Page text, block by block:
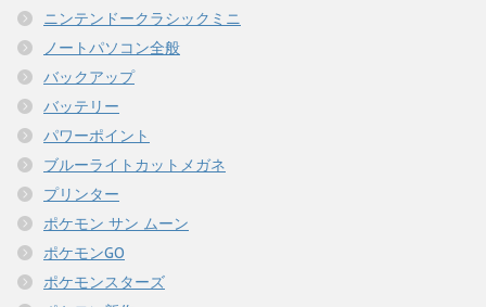
ニンテンドークラシックミニ
ノートパソコン全般
バックアップ
バッテリー
パワーポイント
ブルーライトカットメガネ
プリンター
ポケモン サン ムーン
ポケモンGO
ポケモンスターズ